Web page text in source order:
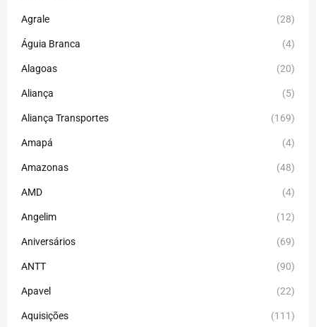
Agrale (28)
Águia Branca (4)
Alagoas (20)
Aliança (5)
Aliança Transportes (169)
Amapá (4)
Amazonas (48)
AMD (4)
Angelim (12)
Aniversários (69)
ANTT (90)
Apavel (22)
Aquisições (111)